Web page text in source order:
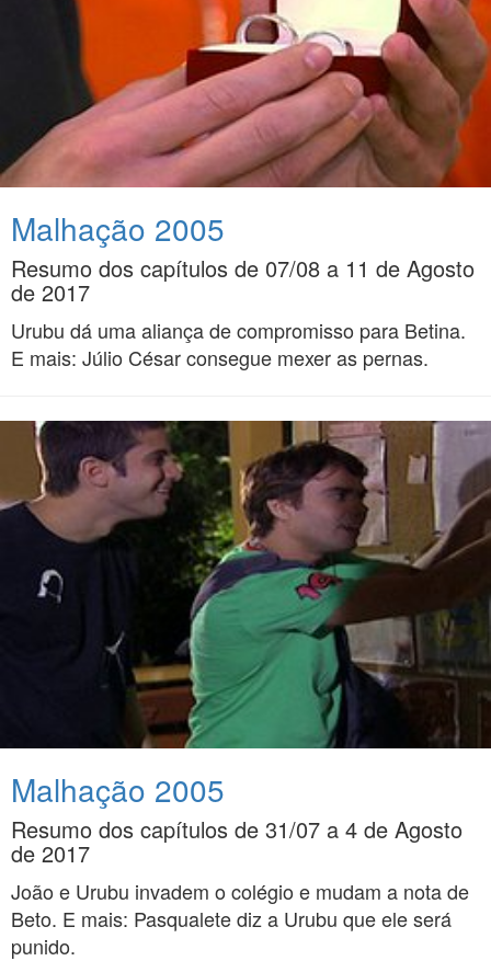
Malhação 2005
Resumo dos capítulos de 07/08 a 11 de Agosto
de 2017
Urubu dá uma aliança de compromisso para Betina.
E mais: Júlio César consegue mexer as pernas.
Malhação 2005
Resumo dos capítulos de 31/07 a 4 de Agosto
de 2017
João e Urubu invadem o colégio e mudam a nota de
Beto. E mais: Pasqualete diz a Urubu que ele será
punido.